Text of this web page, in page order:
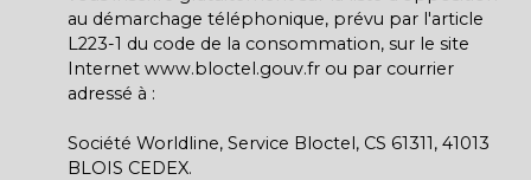
au démarchage téléphonique, prévu par l'article
L223-1 du code de la consommation, sur le site
Internet www.bloctel.gouv.fr ou par courrier
adressé à :
Société Worldline, Service Bloctel, CS 61311, 41013
BLOIS CEDEX.